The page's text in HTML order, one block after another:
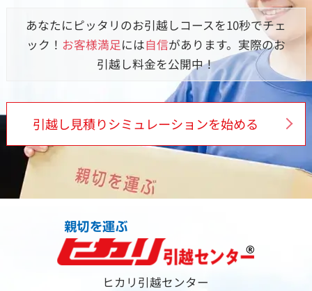
あなたにピッタリのお引越しコースを10秒でチェ
ック！ お客様満足には自信があります。実際のお
引越し料金を公開中！
引越し見積りシミュレーションを始める
ヒカリ引越センター